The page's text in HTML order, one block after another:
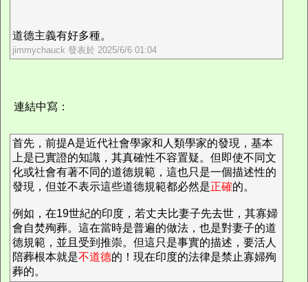
道德主義有好多種。
jimmychauck 發表於 2025/6/6 01:04
連結中寫：
首先，前提A是近代社會學家和人類學家的發現，基本
上是已實證的知識，其真確性不容置疑。但即使不同文
化或社會有著不同的道德規範，這也只是一個描述性的
發現，但並不表示這些道德規範都必然是正確的。
例如，在19世紀的印度，若丈夫比妻子先去世，其寡婦
會自焚殉葬。這在當時是普遍的做法，也是對妻子的道
德規範，並且受到推崇。但這只是事實的描述，要活人
陪葬根本就是不道德的！現在印度的法律是禁止寡婦殉
葬的。